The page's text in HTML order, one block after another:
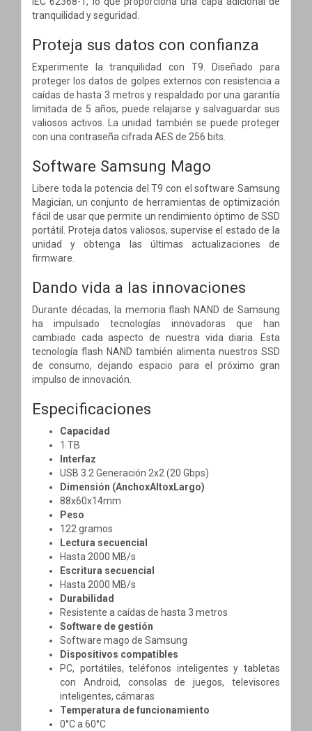
tranquilidad y seguridad.
Proteja sus datos con confianza
Experimente la tranquilidad con T9. Diseñado para
proteger los datos de golpes externos con resistencia a
caídas de hasta 3 metros y respaldado por una garantía
limitada de 5 años, puede relajarse y salvaguardar sus
valiosos activos. La unidad también se puede proteger
con una contraseña cifrada AES de 256 bits.
Software Samsung Mago
Libere toda la potencia del T9 con el software Samsung
Magician, un conjunto de herramientas de optimización
fácil de usar que permite un rendimiento óptimo de SSD
portátil. Proteja datos valiosos, supervise el estado de la
unidad y obtenga las últimas actualizaciones de
firmware.
Dando vida a las innovaciones
Durante décadas, la memoria flash NAND de Samsung
ha impulsado tecnologías innovadoras que han
cambiado cada aspecto de nuestra vida diaria. Esta
tecnología flash NAND también alimenta nuestros SSD
de consumo, dejando espacio para el próximo gran
impulso de innovación.
Especificaciones
Capacidad
1 TB
Interfaz
USB 3.2 Generación 2x2 (20 Gbps)
Dimensión (AnchoxAltoxLargo)
88x60x14mm
Peso
122 gramos
Lectura secuencial
Hasta 2000 MB/s
Escritura secuencial
Hasta 2000 MB/s
Durabilidad
Resistente a caídas de hasta 3 metros
Software de gestión
Software mago de Samsung
Dispositivos compatibles
PC, portátiles, teléfonos inteligentes y tabletas
con Android, consolas de juegos, televisores
inteligentes, cámaras
Temperatura de funcionamiento
0°C a 60°C